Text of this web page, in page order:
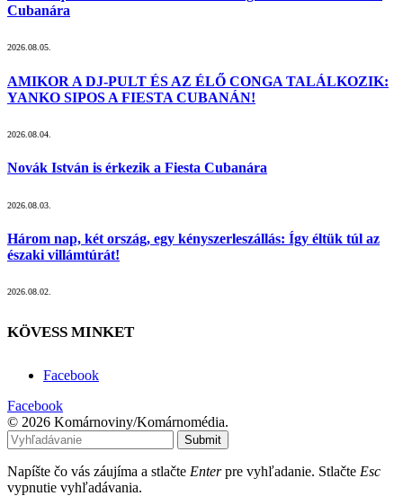
Cubanára
2026.08.05.
AMIKOR A DJ-PULT ÉS AZ ÉLŐ CONGA TALÁLKOZIK:
YANKO SIPOS A FIESTA CUBANÁN!
2026.08.04.
Novák István is érkezik a Fiesta Cubanára
2026.08.03.
Három nap, két ország, egy kényszerleszállás: Így éltük túl az
északi villámtúrát!
2026.08.02.
KÖVESS MINKET
Facebook
Facebook
© 2026 Komárnoviny/Komárnomédia.
Submit
Napíšte čo vás záujíma a stlačte Enterpre vyhľadanie. Stlačte Esc
vypnutie vyhľadávania.